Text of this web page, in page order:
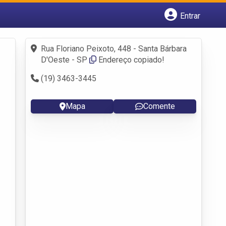
Entrar
Fazer login
Criar conta
Rua Floriano Peixoto, 448 - Santa Bárbara
D'Oeste - SP
Endereço copiado!
(19) 3463-3445
Mapa Comente